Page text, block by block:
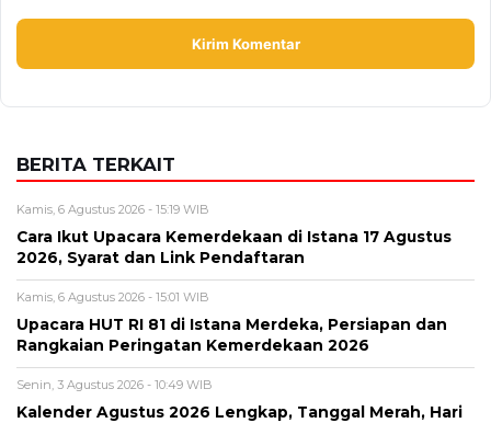
BERITA TERKAIT
Kamis, 6 Agustus 2026 - 15:19 WIB
Cara Ikut Upacara Kemerdekaan di Istana 17 Agustus
2026, Syarat dan Link Pendaftaran
Kamis, 6 Agustus 2026 - 15:01 WIB
Upacara HUT RI 81 di Istana Merdeka, Persiapan dan
Rangkaian Peringatan Kemerdekaan 2026
Senin, 3 Agustus 2026 - 10:49 WIB
Kalender Agustus 2026 Lengkap, Tanggal Merah, Hari